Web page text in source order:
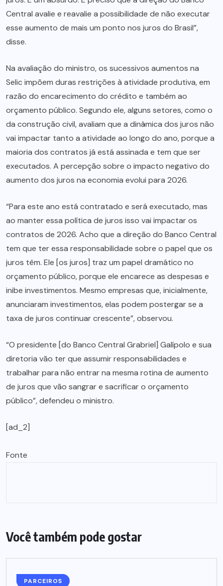
Central avalie e reavalie a possibilidade de não executar
esse aumento de mais um ponto nos juros do Brasil”,
disse.
Na avaliação do ministro, os sucessivos aumentos na
Selic impõem duras restrições à atividade produtiva, em
razão do encarecimento do crédito e também ao
orçamento público. Segundo ele, alguns setores, como o
da construção civil, avaliam que a dinâmica dos juros não
vai impactar tanto a atividade ao longo do ano, porque a
maioria dos contratos já está assinada e tem que ser
executados. A percepção sobre o impacto negativo do
aumento dos juros na economia evolui para 2026.
“Para este ano está contratado e será executado, mas
ao manter essa política de juros isso vai impactar os
contratos de 2026. Acho que a direção do Banco Central
tem que ter essa responsabilidade sobre o papel que os
juros têm. Ele [os juros] traz um papel dramático no
orçamento público, porque ele encarece as despesas e
inibe investimentos. Mesmo empresas que, inicialmente,
anunciaram investimentos, elas podem postergar se a
taxa de juros continuar crescente”, observou.
“O presidente [do Banco Central Grabriel] Galípolo e sua
diretoria vão ter que assumir responsabilidades e
trabalhar para não entrar na mesma rotina de aumento
de juros que vão sangrar e sacrificar o orçamento
público”, defendeu o ministro.
[ad_2]
Fonte
Você também pode gostar
PARCEIROS